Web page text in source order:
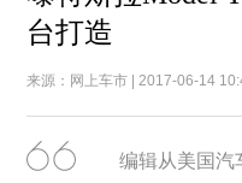
台打造
来源：网上车市 | 2017-06-14
编辑从美国汽